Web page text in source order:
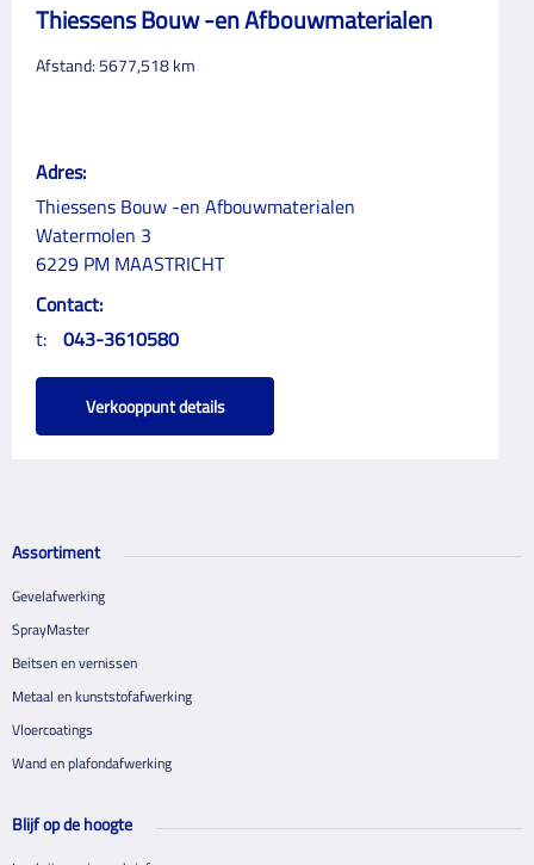
Thiessens Bouw -en Afbouwmaterialen
Afstand: 5677,518km
Adres:
Thiessens Bouw -en Afbouwmaterialen
Watermolen 3
6229 PM MAASTRICHT
Contact:
t: 043-3610580
Verkooppunt details
Assortiment
Gevelafwerking
SprayMaster
Beitsen en vernissen
Metaal en kunststofafwerking
Vloercoatings
Wand en plafondafwerking
Blijf op de hoogte